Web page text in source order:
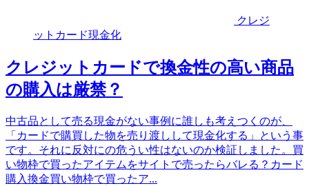
クレジ
ットカード現金化
クレジットカードで換金性の高い商品
の購入は厳禁？
中古品として売る現金がない事例に誰しも考えつくのが、
「カードで購買した物を売り渡しして現金化する」という事
です。それに反対にの危うい性はないのか検証しました。買
い物枠で買ったアイテムをサイトで売ったらバレる？カード
購入換金買い物枠で買ったア...